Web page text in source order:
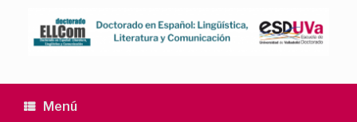
contenido
Menú